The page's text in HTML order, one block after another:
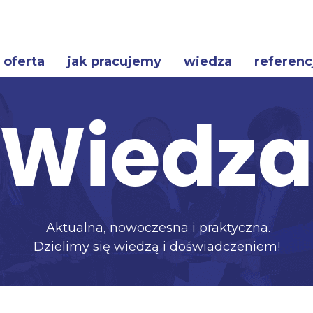
oferta jak pracujemy wiedza
Wiedza
Aktualna, nowoczesna i praktyczna.
Dzielimy się wiedzą i doświadczeniem!